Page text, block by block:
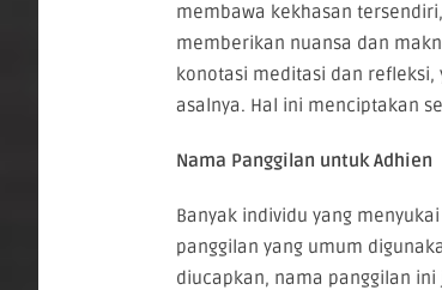
membawa kekhasan
memberikan nuansa dan
konotasi meditasi dan
asalnya. Hal ini menciptakan
Nama Panggilan untuk Adhien
Banyak individu yang
panggilan yang umum
diucapkan, nama panggilan